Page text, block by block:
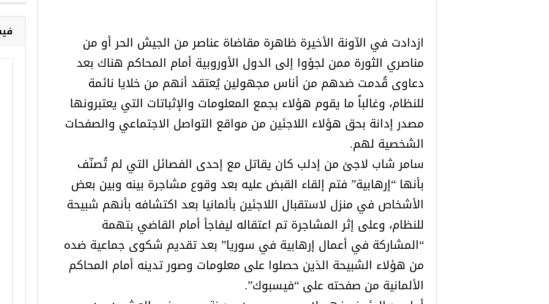
ازدادت في الآونة الأخيرة ظاهرة مقاضاة عناصر من الجيش الحر أو من
مناصري الثورة ممن لجؤوا إلى الدول الأوروبية أمام المحاكم هناك بعد
دعاوى قُدمت ضدهم من أناس مجهولين يُعتقد أنهم من خلايا نائمة
للنظام، وغالباً ما يقوم هؤلاء بجمع المعلومات والإثباتات التي يعتبرونها
مصدر إدانة بحق هؤلاء اللاجئين من مواقع التواصل الاجتماعي والصفحات
الشخصية لهم.
سامر شاب لاجئ من إدلب كان يقاتل مع إحدى الفصائل التي لم تُصنّف
بأنها “إرهابية” فتم إلقاء القبض عليه بعد وقوع مشاجرة بينه وبين بعض
الأشخاص في منزل لاستقبال اللاجئين بألمانيا بعد اكتشافه بأنهم شبيحة
للنظام، وعلى إثر المشاجرة تم اعتقاله ليفاجأ أمام القاضي بتهمة
“المشاركة في أعمال إرهابية في سوريا” بعد تقديم شكوى جماعية ضده
من هؤلاء الشبيحة الذين حصلوا على معلومات وصور تدينه أمام المحاكم
الألمانية من صفحته على “فيسبوك”.